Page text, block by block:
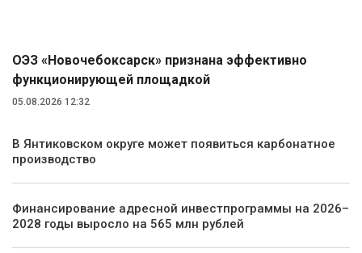
ОЭЗ «Новочебоксарск» признана эффективно
функционирующей площадкой
05.08.2026 12:32
В Янтиковском округе может появиться карбонатное
производство
Финансирование адресной инвестпрограммы на 2026–
2028 годы выросло на 565 млн рублей